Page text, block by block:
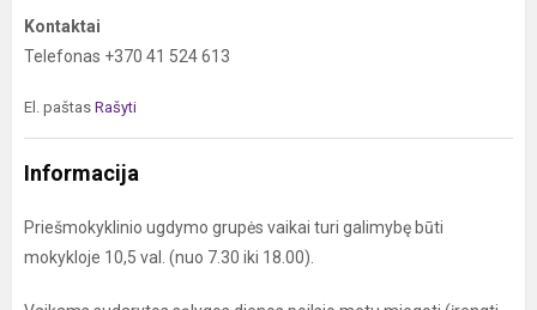
Kontaktai
Telefonas +370 41 524 613
El. paštas Rašyti
Informacija
Priešmokyklinio ugdymo grupės vaikai turi galimybę būti
mokykloje 10,5 val. (nuo 7.30 iki 18.00).